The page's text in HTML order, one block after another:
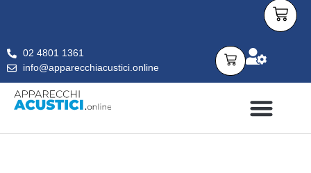
02 4801 1361
info@apparecchiacustici.online